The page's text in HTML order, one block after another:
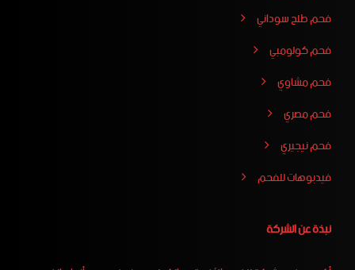
فحم طلح سوداني
فحم كولومبي
فحم مشاوي
فحم مصري
فحم نيجيري
فيدبوهات للفحم
نبذة عن الشركة